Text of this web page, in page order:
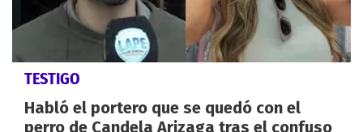
TESTIGO
Habló el portero que se quedó con el
perro de Candela Arizaga tras el confuso